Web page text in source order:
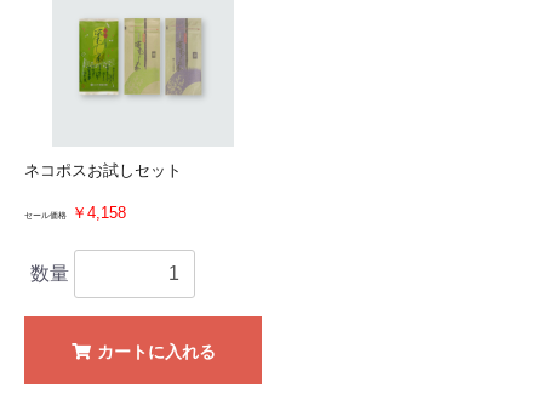
ネコポスお試しセット
セール価格 ￥4,158
数量
カートに入れる